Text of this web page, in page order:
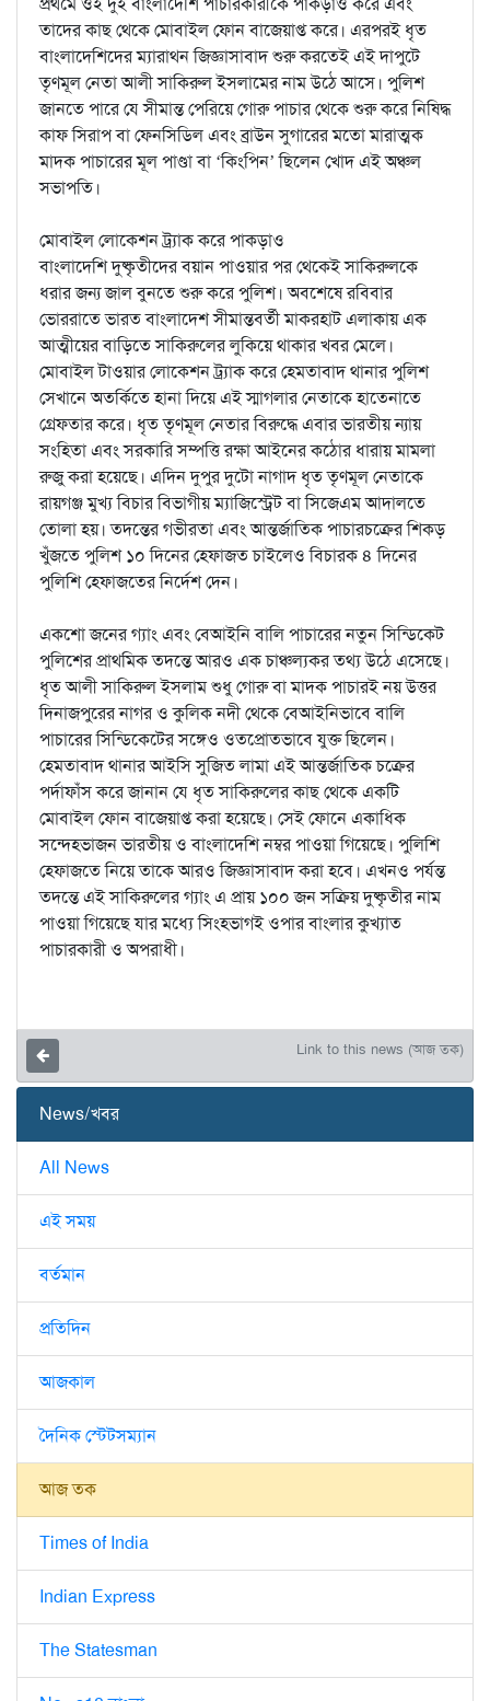
তাদের কাছ থেকে মোবাইল ফোন বাজেয়াপ্ত করে। এরপরই ধৃত
বাংলাদেশিদের ম্যারাথন জিজ্ঞাসাবাদ শুরু করতেই এই দাপুটে
তৃণমূল নেতা আলী সাকিরুল ইসলামের নাম উঠে আসে। পুলিশ
জানতে পারে যে সীমান্ত পেরিয়ে গোরু পাচার থেকে শুরু করে নিষিদ্ধ
কাফ সিরাপ বা ফেনসিডিল এবং ব্রাউন সুগারের মতো মারাত্মক
মাদক পাচারের মূল পাণ্ডা বা ‘কিংপিন’ ছিলেন খোদ এই অঞ্চল
সভাপতি।
মোবাইল লোকেশন ট্র্যাক করে পাকড়াও
বাংলাদেশি দুষ্কৃতীদের বয়ান পাওয়ার পর থেকেই সাকিরুলকে
ধরার জন্য জাল বুনতে শুরু করে পুলিশ। অবশেষে রবিবার
ভোররাতে ভারত বাংলাদেশ সীমান্তবর্তী মাকরহাট এলাকায় এক
আত্মীয়ের বাড়িতে সাকিরুলের লুকিয়ে থাকার খবর মেলে।
মোবাইল টাওয়ার লোকেশন ট্র্যাক করে হেমতাবাদ থানার পুলিশ
সেখানে অতর্কিতে হানা দিয়ে এই স্মাগলার নেতাকে হাতেনাতে
গ্রেফতার করে। ধৃত তৃণমূল নেতার বিরুদ্ধে এবার ভারতীয় ন্যায়
সংহিতা এবং সরকারি সম্পত্তি রক্ষা আইনের কঠোর ধারায় মামলা
রুজু করা হয়েছে। এদিন দুপুর দুটো নাগাদ ধৃত তৃণমূল নেতাকে
রায়গঞ্জ মুখ্য বিচার বিভাগীয় ম্যাজিস্ট্রেট বা সিজেএম আদালতে
তোলা হয়। তদন্তের গভীরতা এবং আন্তর্জাতিক পাচারচক্রের শিকড়
খুঁজতে পুলিশ ১০ দিনের হেফাজত চাইলেও বিচারক ৪ দিনের
পুলিশি হেফাজতের নির্দেশ দেন।
একশো জনের গ্যাং এবং বেআইনি বালি পাচারের নতুন সিন্ডিকেট
পুলিশের প্রাথমিক তদন্তে আরও এক চাঞ্চল্যকর তথ্য উঠে এসেছে।
ধৃত আলী সাকিরুল ইসলাম শুধু গোরু বা মাদক পাচারই নয় উত্তর
দিনাজপুরের নাগর ও কুলিক নদী থেকে বেআইনিভাবে বালি
পাচারের সিন্ডিকেটের সঙ্গেও ওতপ্রোতভাবে যুক্ত ছিলেন।
হেমতাবাদ থানার আইসি সুজিত লামা এই আন্তর্জাতিক চক্রের
পর্দাফাঁস করে জানান যে ধৃত সাকিরুলের কাছ থেকে একটি
মোবাইল ফোন বাজেয়াপ্ত করা হয়েছে। সেই ফোনে একাধিক
সন্দেহভাজন ভারতীয় ও বাংলাদেশি নম্বর পাওয়া গিয়েছে। পুলিশি
হেফাজতে নিয়ে তাকে আরও জিজ্ঞাসাবাদ করা হবে। এখনও পর্যন্ত
তদন্তে এই সাকিরুলের গ্যাং এ প্রায় ১০০ জন সক্রিয় দুষ্কৃতীর নাম
পাওয়া গিয়েছে যার মধ্যে সিংহভাগই ওপার বাংলার কুখ্যাত
পাচারকারী ও অপরাধী।
Link to this news (আজ তক)
News/খবর
All News
এই সময়
বর্তমান
প্রতিদিন
আজকাল
দৈনিক স্টেটসম্যান
আজ তক
Times of India
Indian Express
The Statesman